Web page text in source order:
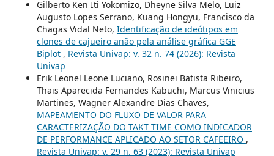
Gilberto Ken Iti Yokomizo, Dheyne Silva Melo, Luiz
Augusto Lopes Serrano, Kuang Hongyu, Francisco da
Chagas Vidal Neto, Identificação de ideótipos em
clones de cajueiro anão pela análise gráfica GGE
Biplot , Revista Univap: v. 32 n. 74 (2026): Revista
Univap
Erik Leonel Leone Luciano, Rosinei Batista Ribeiro,
Thais Aparecida Fernandes Kabuchi, Marcus Vinicius
Martines, Wagner Alexandre Dias Chaves,
MAPEAMENTO DO FLUXO DE VALOR PARA
CARACTERIZAÇÃO DO TAKT TIME COMO INDICADOR
DE PERFORMANCE APLICADO AO SETOR CAFEEIRO ,
Revista Univap: v. 29 n. 63 (2023): Revista Univap